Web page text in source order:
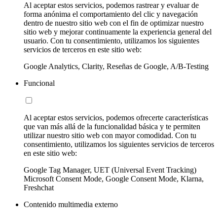
Al aceptar estos servicios, podemos rastrear y evaluar de
forma anónima el comportamiento del clic y navegación
dentro de nuestro sitio web con el fin de optimizar nuestro
sitio web y mejorar continuamente la experiencia general del
usuario. Con tu consentimiento, utilizamos los siguientes
servicios de terceros en este sitio web:
Google Analytics, Clarity, Reseñas de Google, A/B-Testing
Funcional
Al aceptar estos servicios, podemos ofrecerte características
que van más allá de la funcionalidad básica y te permiten
utilizar nuestro sitio web con mayor comodidad. Con tu
consentimiento, utilizamos los siguientes servicios de terceros
en este sitio web:
Google Tag Manager, UET (Universal Event Tracking)
Microsoft Consent Mode, Google Consent Mode, Klarna,
Freshchat
Contenido multimedia externo